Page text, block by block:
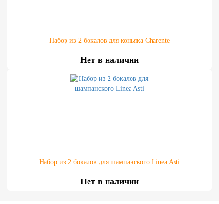
Набор из 2 бокалов для коньяка Charente
Нет в наличии
Набор из 2 бокалов для шампанского Linea Asti
Нет в наличии